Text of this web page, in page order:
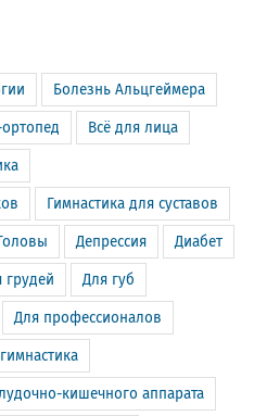
Болезнь Альцгеймера
Всё для лица
Гимнастика для суставов
Депрессия Диабет
грудей Для губ
Для профессионалов
кишечного аппарата